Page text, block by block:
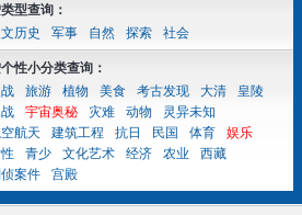
型查询：
历史
军事 自然 探索 社会
性小分类查询：
旅游 植物 美食 考古发现 大清
皇陵
宇宙奥秘 灾难 动物
灵异未知
航天
建筑工程 抗日 民国 体育
娱乐
青少 文化艺术 经济 农业
西藏
案件
宫殿